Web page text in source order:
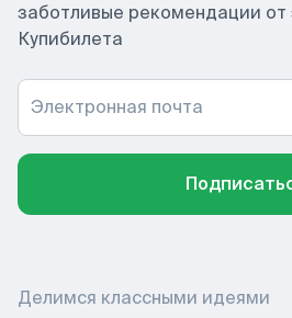
заботливые рекомендации от
Купибилета
Электронная почта
Делимся классными идеями